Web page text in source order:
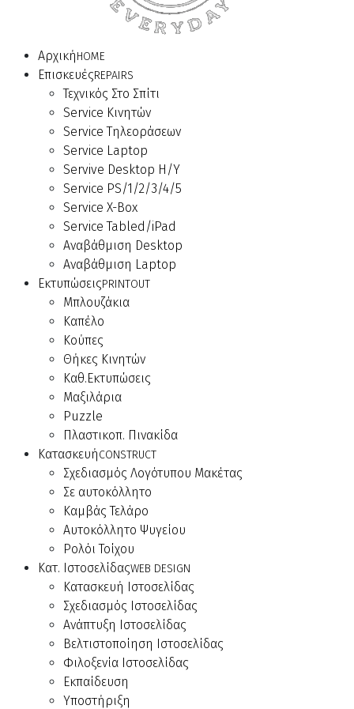
ΑρχικήHOME
ΕπισκευέςREPAIRS
Τεχνικός Στο Σπίτι
Service Κινητών
Service Τηλεοράσεων
Service Laptop
Servive Desktop Η/Υ
Service PS/1/2/3/4/5
Service X-Box
Service Tabled/iPad
Αναβάθμιση Desktop
Αναβάθμιση Laptop
ΕκτυπώσειςPRINTOUT
Μπλουζάκια
Καπέλο
Κούπες
Θήκες Κινητών
Καθ.Εκτυπώσεις
Μαξιλάρια
Puzzle
Πλαστικοπ. Πινακίδα
ΚατασκευήCONSTRUCT
Σχεδιασμός Λογότυπου Μακέτας
Σε αυτοκόλλητο
Καμβάς Τελάρο
Αυτοκόλλητο Ψυγείου
Ρολόι Τοίχου
Κατ. ΙστοσελίδαςWEB DESIGN
Κατασκευή Ιστοσελίδας
Σχεδιασμός Ιστοσελίδας
Ανάπτυξη Ιστοσελίδας
Βελτιστοποίηση Ιστοσελίδας
Φιλοξενία Ιστοσελίδας
Εκπαίδευση
Υποστήριξη